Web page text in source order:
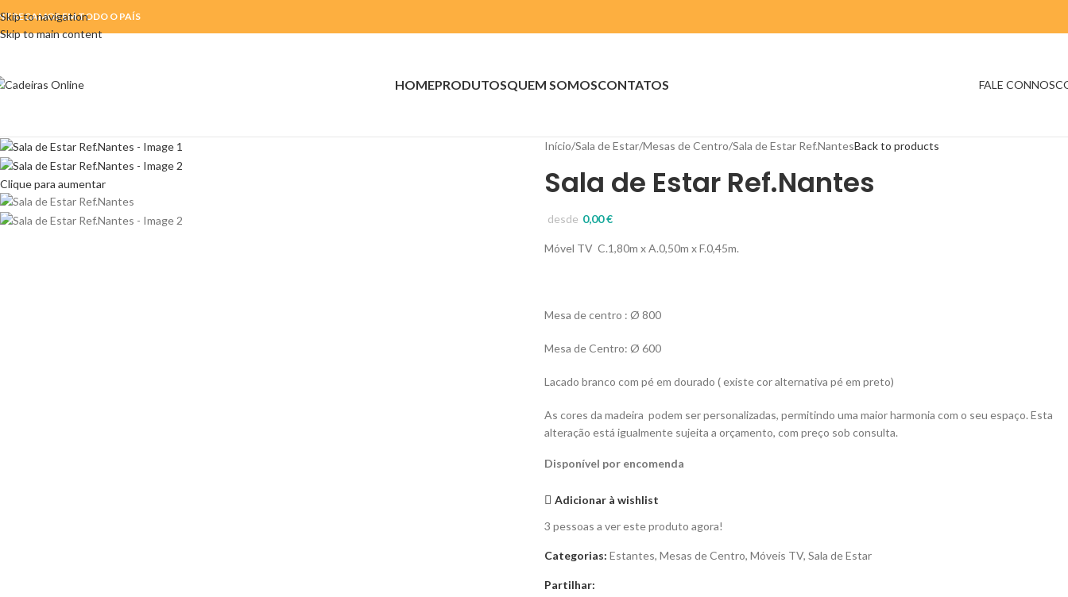
Skip to navigation
Skip to main content
EM TODO O PAÍS
HOMEPRODUTOSQUEM SOMOSCONTATOS FALE
Clique para aumentar
Início Sala de Estar Mesas de Centro Sala de Estar Ref.NantesBack to products
Sala de Estar Ref.Nantes
0,00€
desde
Móvel TV C.1,80m x A.0,50m x F.0,45m.
Mesa de centro : Ø 800
Mesa de Centro: Ø 600
Lacado branco com pé em dourado ( existe cor alternativa pé em preto)
As cores da madeira podem ser personalizadas, permitindo uma maior harmonia com o seu espaço. Esta
alteração está igualmente sujeita a orçamento, com preço sob consulta.
Disponível por encomenda
Adicionar à wishlist
3 pessoas a ver este produto agora!
Categorias: Estantes, Mesas de Centro, Móveis TV, Sala de Estar
Partilhar: